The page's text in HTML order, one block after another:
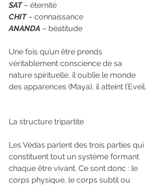
SAT – éternité
CHIT – connaissance
ANANDA – béatitude
Une fois qu’un être prends
véritablement conscience de sa
nature spirituelle, il oublie le monde
des apparences (Maya), il atteint l’Eveil.
La structure tripartite
Les Védas parlent des trois parties qui
constituent tout un système formant
chaque être vivant. Ce sont donc : le
corps physique, le corps subtil ou